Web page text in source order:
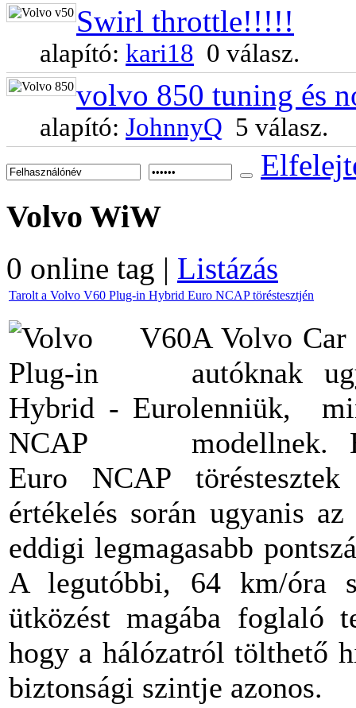
Swirl throttle!!!!!
alapító: kari18 0 válasz.
volvo 850 tuning és
alapító: JohnnyQ 5 válasz.
Volvo WiW
0 online tag | Listázás
Tarolt a Volvo V60 Plug-in Hybrid Euro NCAP töréstesztjén
A Volvo
autóknak
lenniük,
modellnek.
Euro NCAP
értékelés során ugyanis
eddigi legmagasabb
A legutóbbi, 64 km/óra
ütközést magába foglaló
hogy a hálózatról tölthető
biztonsági szintje azonos.